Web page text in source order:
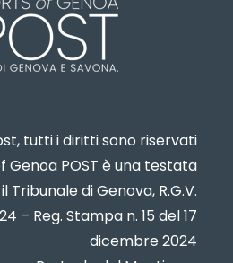
tutti i diritti sono riservati
Genoa POST è una testata
di Genova, R.G.V.
– Reg. Stampa n. 15 del 17
dicembre 2024